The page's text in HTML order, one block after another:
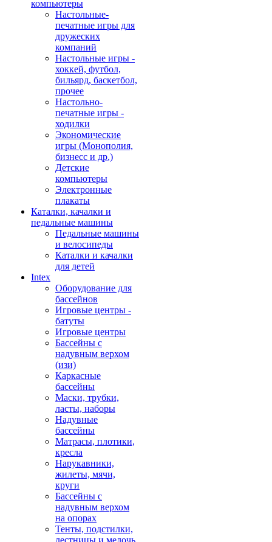
компьютеры
Настольные-
печатные игры для
дружеских
компаний
Настольные игры -
хоккей, футбол,
бильярд, баскетбол,
прочее
Настольно-
печатные игры -
ходилки
Экономические
игры (Монополия,
бизнесс и др.)
Детские
компьютеры
Электронные
плакаты
Каталки, качалки и
педальные машины
Педальные машины
и велосипеды
Каталки и качалки
для детей
Intex
Оборудование для
бассейнов
Игровые центры -
батуты
Игровые центры
Бассейны с
надувным верхом
(изи)
Каркасные
бассейны
Маски, трубки,
ласты, наборы
Надувные
бассейны
Матрасы, плотики,
кресла
Нарукавники,
жилеты, мячи,
круги
Бассейны с
надувным верхом
на опорах
Тенты, подстилки,
лестницы и мелочь